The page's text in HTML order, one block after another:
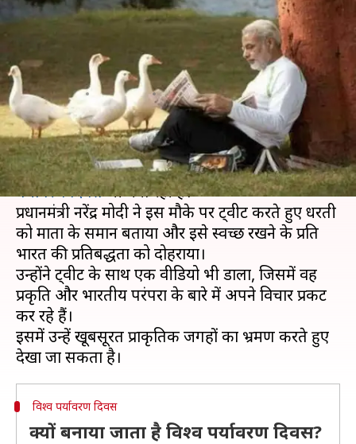
प्रधानमंत्री मोदी ने विश्व पर्यावरण
दिवस और ईद की दी बधाई, प्रकृति को
बताया परमेश्वर
लेखन मुकुल तोमर Jun 05, 2019 12:20 pm
क्या है खबर?
आज 5 जून के दिन पूरी दुनिया ईद के साथ-साथविश्व
पर्यावरण दिवसभी मना रही है।
प्रधानमंत्री नरेंद्र मोदी ने इस मौके पर ट्वीट करते हुए धरती
को माता के समान बताया और इसे स्वच्छ रखने के प्रति
भारत की प्रतिबद्धता को दोहराया।
उन्होंने ट्वीट के साथ एक वीडियो भी डाला, जिसमें वह
प्रकृति और भारतीय परंपरा के बारे में अपने विचार प्रकट
कर रहे हैं।
इसमें उन्हें खूबसूरत प्राकृतिक जगहों का भ्रमण करते हुए
विश्व पर्यावरण दिवस
क्यों बनाया जाता है विश्व पर्यावरण दिवस?